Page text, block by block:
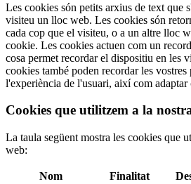
Les cookies són petits arxius de text que
visiteu un lloc web. Les cookies són
cada cop que el visiteu, o a un altre lloc
cookie. Les cookies actuen com un
cosa permet recordar el dispositiu en les
cookies també poden recordar les
l'experiència de l'usuari, així com adaptar
Cookies que utilitzem a la
La taula següent mostra les cookies que
web:
Nom Finalitat